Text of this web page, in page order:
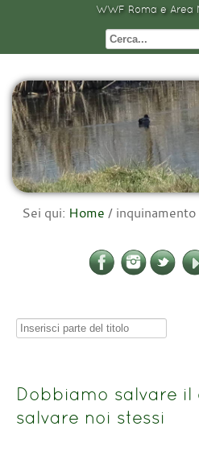
WWF Roma e Area
Sei qui: Home / inquinamento
Inserisci
titolo
Dobbiamo salvare il
salvare noi stessi